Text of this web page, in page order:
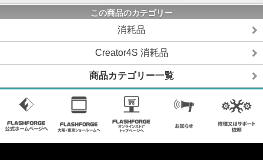
この商品のカテゴリー
消耗品
Creator4S 消耗品
商品カテゴリー一覧